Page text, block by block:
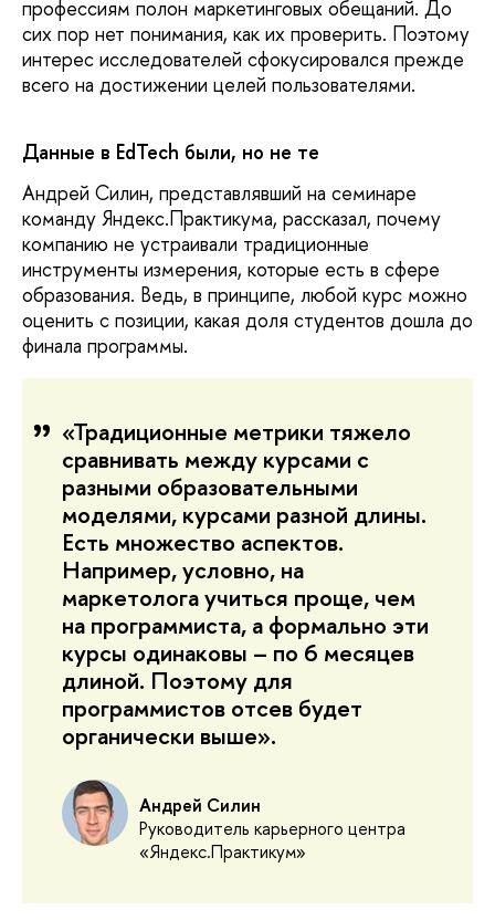
профессиям полон маркетинговых обещаний. До
сих пор нет понимания, как их проверить. Поэтому
интерес исследователей сфокусировался прежде
всего на достижении целей пользователями.
Данные в EdTech были, но не те
Андрей Силин, представлявший на семинаре
команду Яндекс.Практикума, рассказал, почему
компанию не устраивали традиционные
инструменты измерения, которые есть в сфере
образования. Ведь, в принципе, любой курс можно
оценить с позиции, какая доля студентов дошла до
финала программы.
«Традиционные метрики тяжело
сравнивать между курсами с
разными образовательными
моделями, курсами разной длины.
Есть множество аспектов.
Например, условно, на
маркетолога учиться проще, чем
на программиста, а формально эти
курсы одинаковы – по 6 месяцев
длиной. Поэтому для
программистов отсев будет
органически выше».
Андрей Силин
Руководитель карьерного центра
«Яндекс.Практикум»